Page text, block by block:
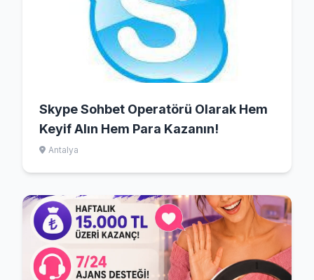
Skype Sohbet Operatörü Olarak Hem
Keyif Alın Hem Para Kazanın!
Antalya